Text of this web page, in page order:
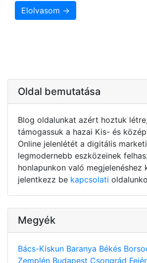
Elolvasom →
Oldal bemutatása
Blog oldalunkat azért hoztuk
támogassuk a hazai Kis- és
Online jelenlétét a digitális
legmodernebb eszközeinek
honlapunkon való megjelenéshez
jelentkezz be kapcsolati
Megyék
Bács-Kiskun Baranya Békés
Zemplén Budapest Csongrád Fejér